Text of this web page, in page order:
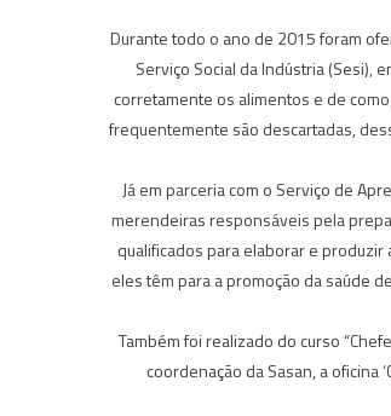
Durante todo o ano de 2015 foram
Serviço Social da Indústria (Sesi),
corretamente os alimentos e de
frequentemente são descartadas,
Já em parceria com o Serviço de
merendeiras responsáveis pela
qualificados para elaborar e
eles têm para a promoção da saúde
Também foi realizado do curso
coordenação da Sasan, a oficina